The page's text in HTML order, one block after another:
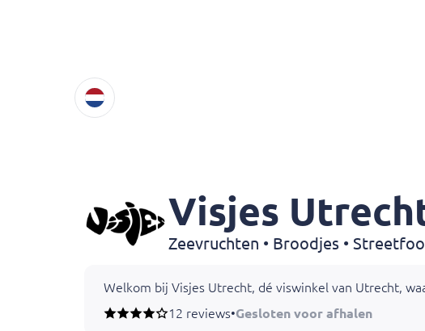
Visjes
Zeevruchten • Broodjes •
Welkom bij Visjes Utrecht, dé viswinkel van Utrecht,
12 reviews•Gesloten voor afhalen